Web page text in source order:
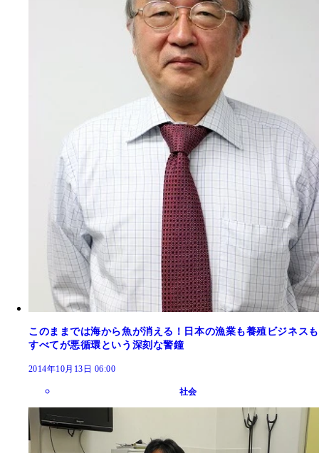
このままでは海から魚が消える！日本の漁業も養殖ビジネスも
すべてが悪循環という深刻な警鐘
2014年10月13日 06:00
社会